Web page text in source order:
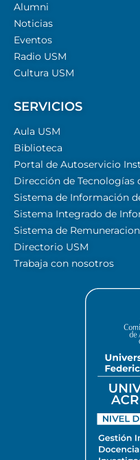
Alumni
Noticias
Eventos
Radio USM
Cultura USM
SERVICIOS
Aula USM
Biblioteca
Portal de Autoservicio
Dirección de Tecnologías
Sistema de Información
Sistema Integrado de
Sistema de
Directorio USM
Trabaja con nosotros